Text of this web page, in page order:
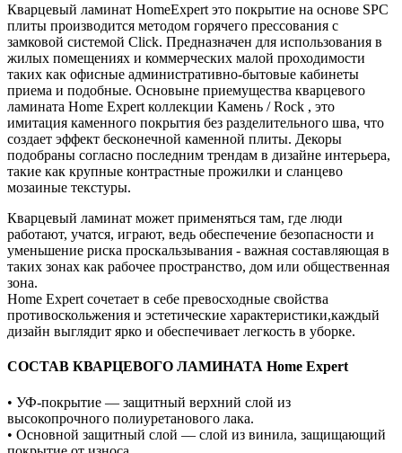
Кварцевый ламинат HomeExpert это покрытие на основе SPC
плиты производится методом горячего прессования с
замковой системой Click. Предназначен для использования в
жилых помещениях и коммерческих малой проходимости
таких как офисные административно-бытовые кабинеты
приема и подобные. Основыне приемущества кварцевого
ламината Home Expert коллекции Камень / Rock , это
имитация каменного покрытия без разделительного шва, что
создает эффект бесконечной каменной плиты. Декоры
подобраны согласно последним трендам в дизайне интерьера,
такие как крупные контрастные прожилки и сланцево
мозаиные текстуры.
Кварцевый ламинат может применяться там, где люди
работают, учатся, играют, ведь обеспечение безопасности и
уменьшение риска проскальзывания - важная составляющая в
таких зонах как рабочее пространство, дом или общественная
зона.
Home Expert сочетает в себе превосходные свойства
противоскольжения и эстетические характеристики,каждый
дизайн выглядит ярко и обеспечивает легкость в уборке.
СОСТАВ КВАРЦЕВОГО ЛАМИНАТА Home Expert
• УФ-покрытие — защитный верхний слой из
высокопрочного полиуретанового лака.
• Основной защитный слой — слой из винила, защищающий